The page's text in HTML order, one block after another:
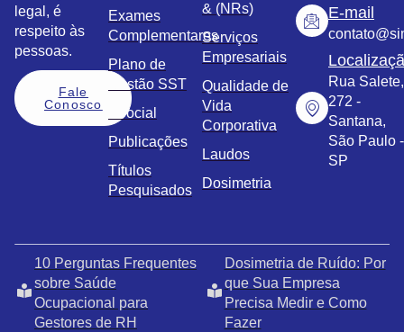
legal, é
respeito às
pessoas.
Fale
Conosco
Exames
Complementares
Plano de
Gestão SST
eSocial
Publicações
Títulos
Pesquisados
& (NRs)
Serviços
Empresariais
Qualidade de
Vida
Corporativa
Laudos
Dosimetria
E-mail
Rua Salete,
272 -
Santana,
São Paulo -
SP
10 Perguntas Frequentes
sobre Saúde
Ocupacional para
Gestores de RH
Dosimetria de Ruído: Por
que Sua Empresa
Precisa Medir e Como
Fazer